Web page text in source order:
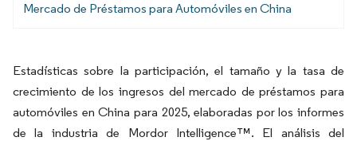
Mercado de Préstamos para Automóviles en China
Estadísticas sobre la participación, el tamaño y la tasa de
crecimiento de los ingresos del mercado de préstamos para
automóviles en China para 2025, elaboradas por los informes
de la industria de Mordor Intelligence™. El análisis del